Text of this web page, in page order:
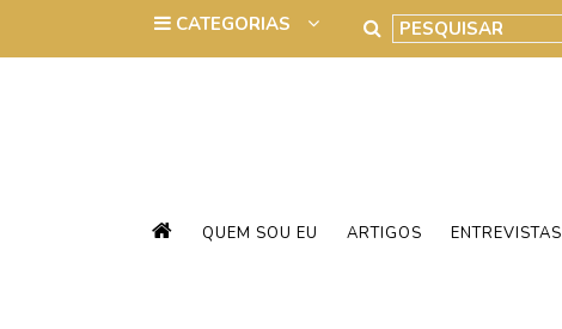
QUEM SOU EU ARTIGOS ENTREVISTAS